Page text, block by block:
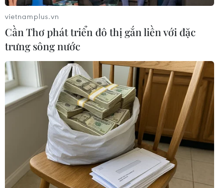
chức cá nhân, địa phương sử dụng tiết kiệm tài
nguyên.
Cùng với đó, các Bộ, ngành chỉ đạo, hướng dẫn
các địa phương trong việc lập quy hoạch thăm
dò, khai thác và sử dụng khoáng sản làm vật
liệu xây dựng thông thường, bảo đảm cân đối
cung cầu cát, sỏi, hạn chế việc khai thác cát tự
nhiên, tăng cường sử dụng vật liệu thay thế cát
vietnamplus.vn
Cần Thơ phát triển đô thị gắn liền với đặc
trưng sông nước